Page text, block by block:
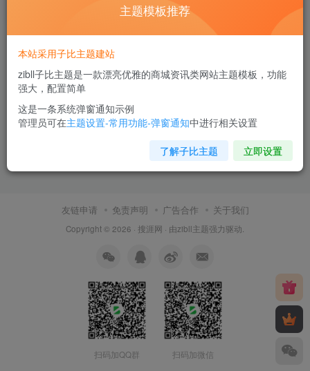
2年前 14
友链申请 免责声明 广告合作 关于我们
Copyright © 2026 · 搜涯网 · 由zibll主题强力驱动.
扫码加QQ群 扫码加微信
主题模板推荐
本站采用子比主题建站
zibll子比主题是一款漂亮优雅的商城资讯类网站主题模板，功能
强大，配置简单
这是一条系统弹窗通知示例
管理员可在主题设置-常用功能-弹窗通知中进行相关设置
了解子比主题 立即设置